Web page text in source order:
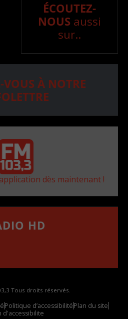
ÉCOUTEZ-
NOUS aussi
sur..
À NOTRE
dès maintenant !
HD
Tous droits réservés.
Politique d’accessibilitéPlan du site
d'accessibilite